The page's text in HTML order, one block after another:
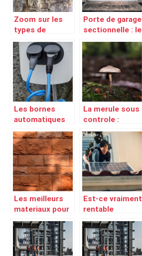
Zoom sur les
types de
traitements
contre les
termites
Porte de garage
sectionnelle : le
guide
Les bornes
automatiques
escamotables :
Securite et
praticite au
rendez-vous
La merule sous
controle :
l’etonnante
collaboration
entre qualite
bzh et un chien
detecteur
Les meilleurs
materiaux pour
un
amenagement
interieur et
exterieur reussi
Est-ce vraiment
rentable
d’installer des
panneaux
solaires ?